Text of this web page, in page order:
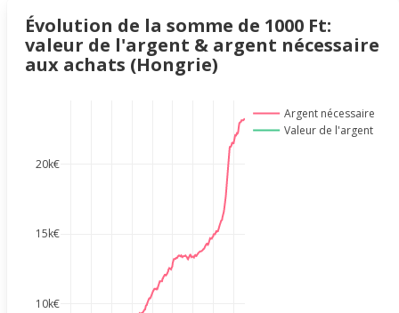
Évolution de la somme de 1000 Ft:
valeur de l'argent & argent nécessaire
aux achats (Hongrie)
10k€
15k€
20k€
Argent nécessaire
Valeur de l'argent